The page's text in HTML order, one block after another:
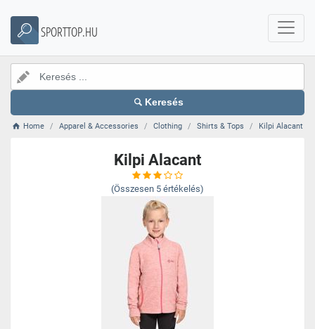
SPORTTOP.HU
Keresés
Home Apparel & Accessories Clothing Shirts & Tops Kilpi Alacant
Kilpi Alacant
(Összesen 5 értékelés)